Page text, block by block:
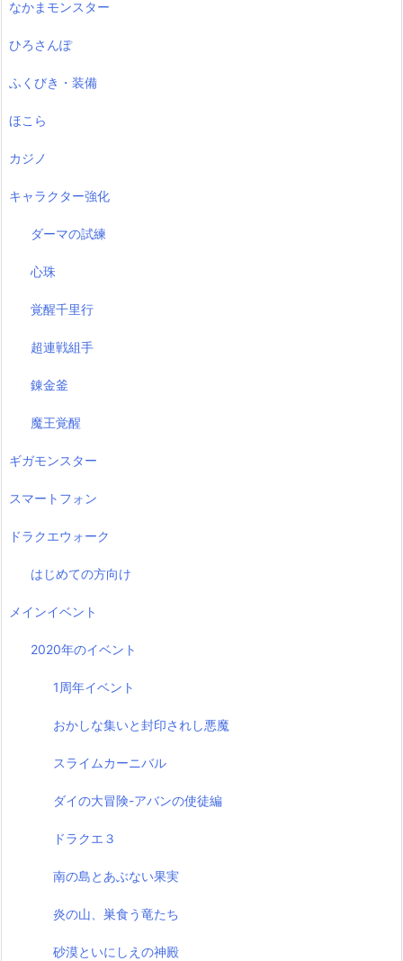
なかまモンスター
ひろさんぽ
ふくびき・装備
ほこら
カジノ
キャラクター強化
ダーマの試練
心珠
覚醒千里行
超連戦組手
錬金釜
魔王覚醒
ギガモンスター
スマートフォン
ドラクエウォーク
はじめての方向け
メインイベント
2020年のイベント
1周年イベント
おかしな集いと封印されし悪魔
スライムカーニバル
ダイの大冒険-アバンの使徒編
ドラクエ３
南の島とあぶない果実
炎の山、巣食う竜たち
砂漠といにしえの神殿